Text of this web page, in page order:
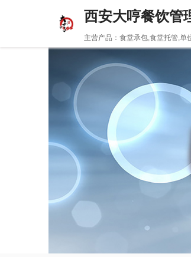
西安大哼餐饮管
主营产品：食堂承包,食堂托管,单